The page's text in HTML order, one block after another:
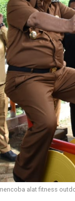
alat fitness